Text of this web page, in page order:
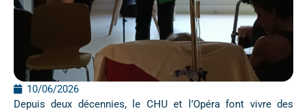
10/06/2026
Depuis deux décennies, le CHU et l’Opéra font vivre des